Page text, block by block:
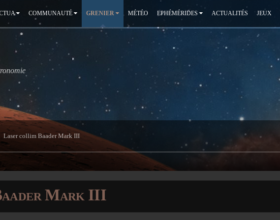
COMMUNAUTÉ GRENIER MÉTÉO EPHÉMÉRIDES ACTUALITÉS JEUX
Laser collim Baader Mark III
Mark III